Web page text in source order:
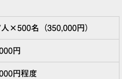
人 ×500名（350,000円）
円
円程度